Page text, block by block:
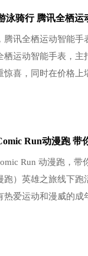
泳骑行 腾讯全栖运
腾讯全栖运动智能手
栖运动智能手表，主
惊喜，同时在价格上
Run动漫跑 带
Run 动漫跑，带
跑）英雄之旅线下
热爱运动和漫威的成